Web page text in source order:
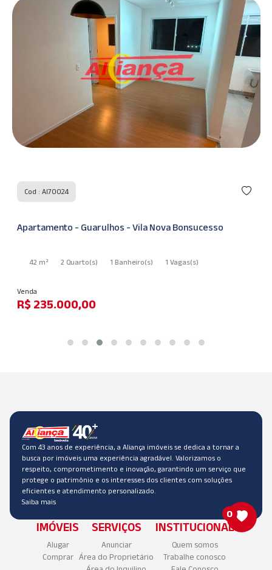
Cod : AI70024
Apartamento - Guarulhos - Vila Nova Bonsucesso
42 m² 2 Quarto(s) 1 Banheiro(s) 1 Vagas(s)
Venda
R$ 235.000,00
Com 43 anos de experiência, a Aliança imóveis se dedica a tornar a
busca por imóveis uma experiência agradável. Valorizamos o
respeito, comprometimento e inovação, garantindo um serviço que
protege o patrimônio e os interesses dos clientes com soluções
eficientes e atendimento personalizado.
Saiba mais
IMÓVEIS
Alugar
Comprar
SERVIÇOS
Anunciar
Área do Proprietário
INSTITUCIONAL
Quem somos
Trabalhe conosco
0